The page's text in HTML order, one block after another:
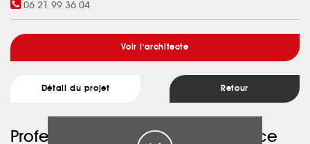
06 21 99 36 04
Voir l'architecte
Détail du projet Retour
Professionnels ayant participé à ce